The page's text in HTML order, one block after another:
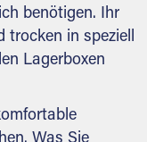
benötigen. Ihr
trocken in speziell
Lagerboxen